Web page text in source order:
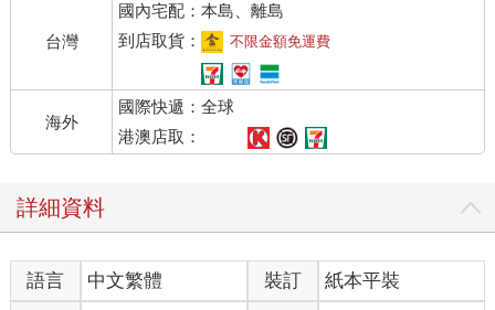
台灣
國內宅配：本島、離島
到店取貨：
不限金額免運費
海外
國際快遞：全球
港澳店取：
詳細資料
語言 中文繁體 裝訂
紙本平裝